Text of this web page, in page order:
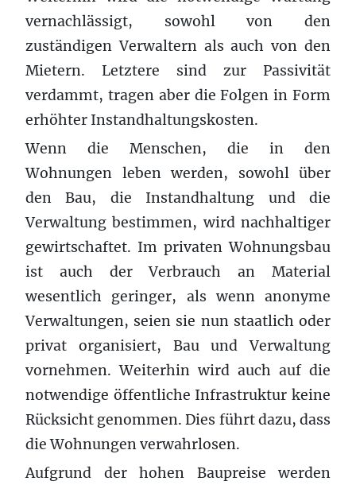
vernachlässigt, sowohl von den
zuständigen Verwaltern als auch von den
Mietern. Letztere sind zur Passivität
verdammt, tragen aber die Folgen in Form
erhöhter Instandhaltungskosten.
Wenn die Menschen, die in den
Wohnungen leben werden, sowohl über
den Bau, die Instandhaltung und die
Verwaltung bestimmen, wird nachhaltiger
gewirtschaftet. Im privaten Wohnungsbau
ist auch der Verbrauch an Material
wesentlich geringer, als wenn anonyme
Verwaltungen, seien sie nun staatlich oder
privat organisiert, Bau und Verwaltung
vornehmen. Weiterhin wird auch auf die
notwendige öffentliche Infrastruktur keine
Rücksicht genommen. Dies führt dazu, dass
die Wohnungen verwahrlosen.
Aufgrund der hohen Baupreise werden